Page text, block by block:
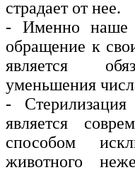
страдает от нее.
- Именно наше
обращение к
является
уменьшения
-
является
способом
животного